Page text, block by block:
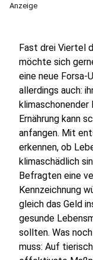
Anzeige
Fast drei Viertel
möchte sich
eine neue Forsa-
allerdings auch:
klimaschonender
Ernährung kann
anfangen. Mit
erkennen, ob
klimaschädlich
Befragten eine
Kennzeichnung
gleich das Geld
gesunde
sollten. Was
muss: Auf